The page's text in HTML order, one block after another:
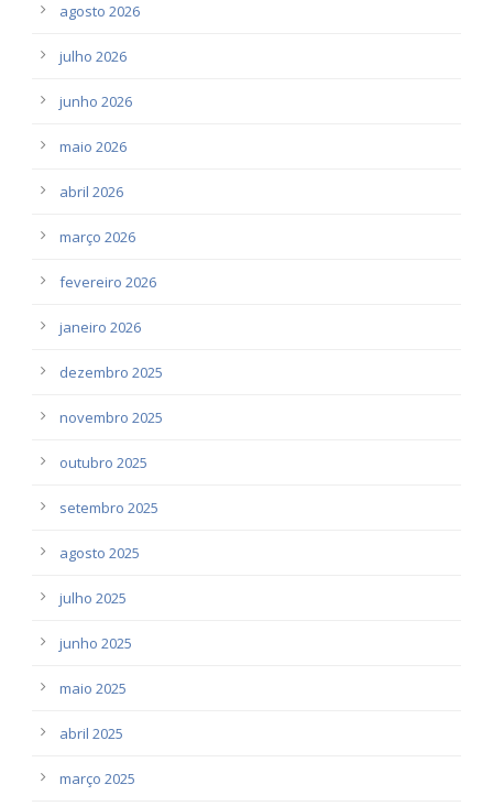
agosto 2026
julho 2026
junho 2026
maio 2026
abril 2026
março 2026
fevereiro 2026
janeiro 2026
dezembro 2025
novembro 2025
outubro 2025
setembro 2025
agosto 2025
julho 2025
junho 2025
maio 2025
abril 2025
março 2025